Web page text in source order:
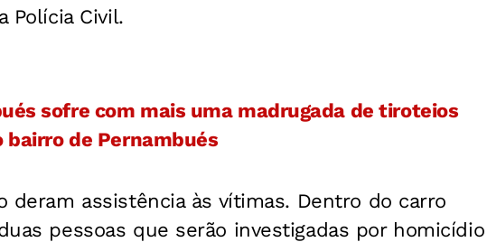
Polícia Civil.
sofre com mais uma madrugada de tiroteios
de Pernambués
deram assistência às vítimas. Dentro do carro
pessoas que serão investigadas por homicídio